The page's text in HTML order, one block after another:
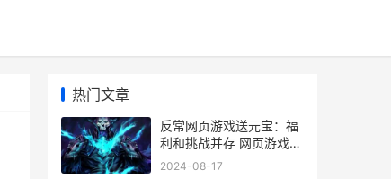
热门文章
反常网页游戏送元宝：福
利和挑战并存 网页游戏返
利网
2024-08-17